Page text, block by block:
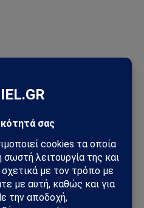
υγεία των ανηλίκων
έδωσε βίντεο στη
από τη σπάνια εμφάνιση του
σε ηλικία 74 ετών – Έφυγε